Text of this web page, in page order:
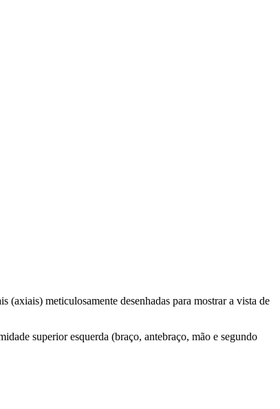
(axiais) meticulosamente desenhadas para mostrar a vista de
superior esquerda (braço, antebraço, mão e segundo